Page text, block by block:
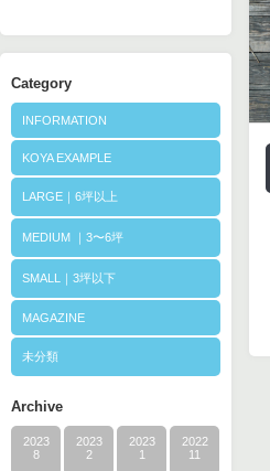
Category
INFORMATION
KOYA EXAMPLE
LARGE｜6坪以上
MEDIUM ｜3〜6坪
SMALL｜3坪以下
MAGAZINE
未分類
Archive
2023
8
2023
2
2023
1
2022
11